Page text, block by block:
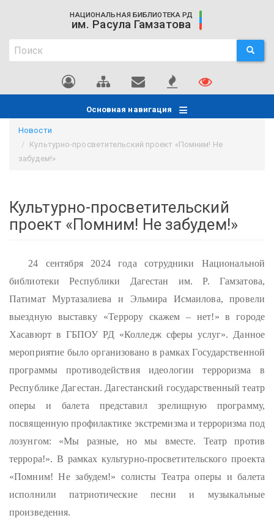
содержанию
НАЦИОНАЛЬНАЯ БИБЛИОТЕКА РД
им. Расула Гамзатова
Поиск
Поиск ПОИСК
Основная навигация
Новости
Культурно-просветительский проект «Помним! Не
забудем!»
Культурно-просветительский
проект «Помним! Не забудем!»
24 сентября 2024 года сотрудники Национальной
библиотеки Республики Дагестан им. Р. Гамзатова,
Патимат Муртазалиева и Эльмира Исмаилова, провели
выездную выставку «Террору скажем – нет!» в городе
Хасавюрт в ГБПОУ РД «Колледж сферы услуг». Данное
мероприятие было организовано в рамках Государственной
программы противодействия идеологии терроризма в
Республике Дагестан. Дагестанский государственный театр
оперы и балета представил зрелищную программу,
посвященную профилактике экстремизма и терроризма под
лозунгом: «Мы разные, но мы вместе. Театр против
террора!». В рамках культурно-просветительского проекта
«Помним! Не забудем!» солисты Театра оперы и балета
исполнили патриотические песни и музыкальные
произведения.